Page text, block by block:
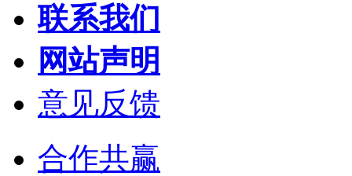
联系我们
网站声明
意见反馈
合作共赢